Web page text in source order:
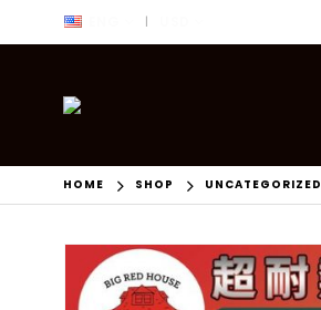
|
HOME SHOP UNCATEGORIZED